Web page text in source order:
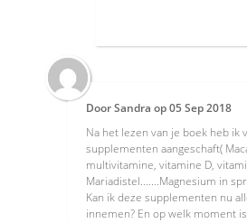
DoorSandra op05 Sep 2018
Na het lezen van je boek heb ik
supplementen aangeschaft(
multivitamine, vitamine D,
Mariadistel.......Magnesium in
Kan ik deze supplementen nu
innemen? En op welk moment